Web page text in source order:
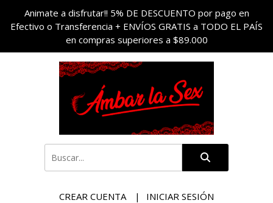
Animate a disfrutar!! 5% DE DESCUENTO por pago en
Efectivo o Transferencia + ENVÍOS GRATIS a TODO EL PAÍS
en compras superiores a $89.000
CREAR CUENTA INICIAR SESIÓN